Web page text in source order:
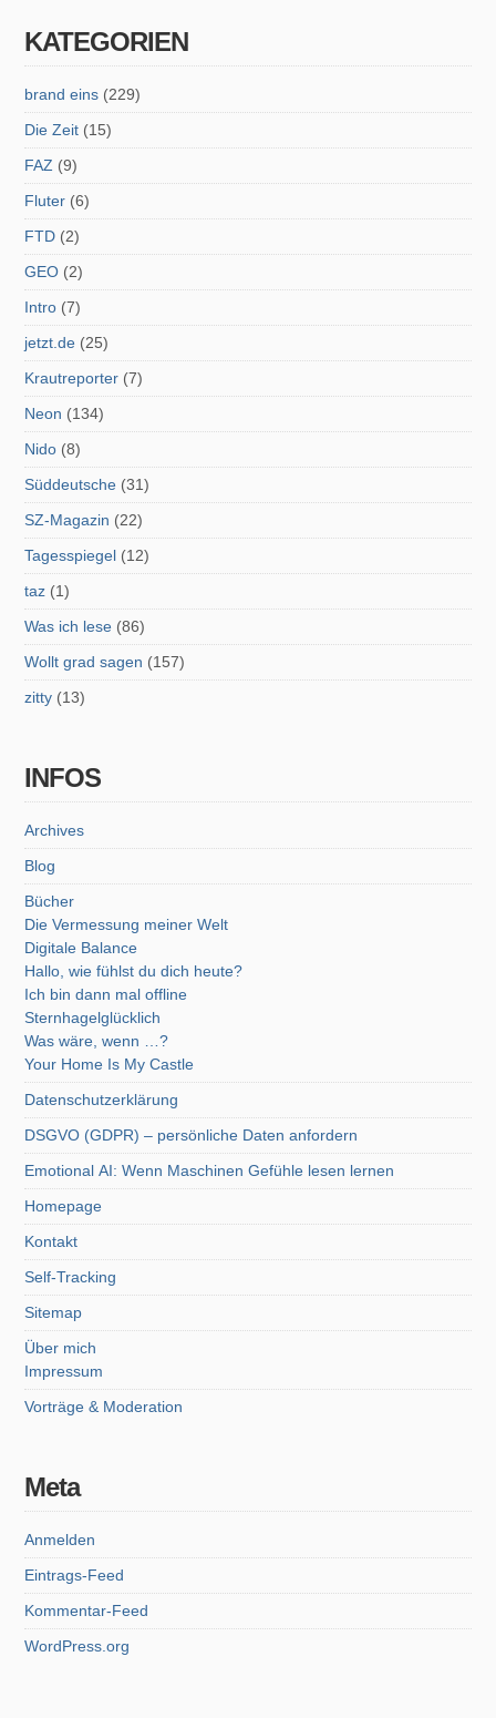
KATEGORIEN
brand eins (229)
Die Zeit (15)
FAZ (9)
Fluter (6)
FTD (2)
GEO (2)
Intro (7)
jetzt.de (25)
Krautreporter (7)
Neon (134)
Nido (8)
Süddeutsche (31)
SZ-Magazin (22)
Tagesspiegel (12)
taz (1)
Was ich lese (86)
Wollt grad sagen (157)
zitty (13)
INFOS
Archives
Blog
Bücher
Die Vermessung meiner Welt
Digitale Balance
Hallo, wie fühlst du dich heute?
Ich bin dann mal offline
Sternhagelglücklich
Was wäre, wenn …?
Your Home Is My Castle
Datenschutzerklärung
DSGVO (GDPR) – persönliche Daten anfordern
Emotional AI: Wenn Maschinen Gefühle lesen lernen
Homepage
Kontakt
Self-Tracking
Sitemap
Über mich
Impressum
Vorträge & Moderation
Meta
Anmelden
Eintrags-Feed
Kommentar-Feed
WordPress.org